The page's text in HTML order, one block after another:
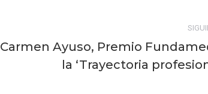
Publicación
Carmen Ayuso, Premio
la ‘Trayectoria